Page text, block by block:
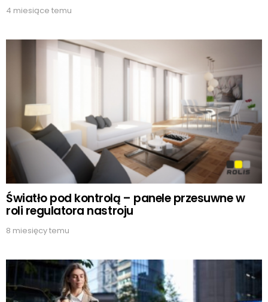
4 miesiące temu
Światło pod kontrolą – panele przesuwne w
roli regulatora nastroju
8 miesięcy temu